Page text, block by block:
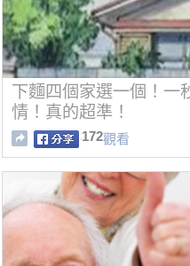
下麵四個家選一個！一
情！真的超準！
172觀看